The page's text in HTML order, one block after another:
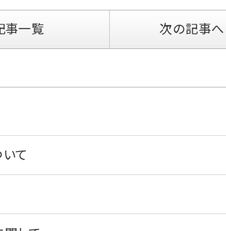
事一覧 次の記事へ
て